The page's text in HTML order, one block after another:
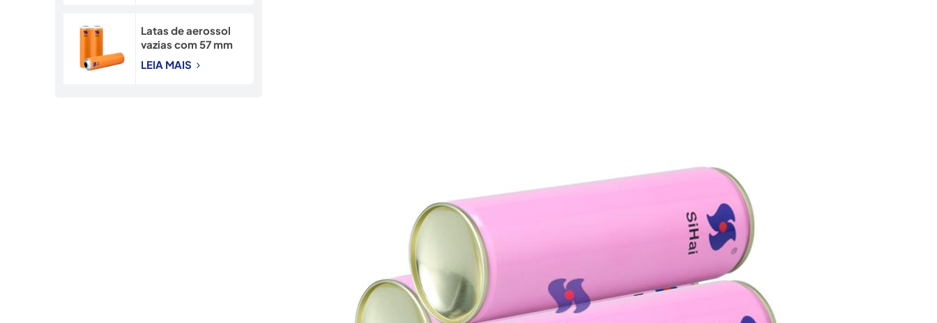
Latas de aerossol
vazias com 57 mm
de diâmetro para
pulverização de
LEIA MAIS